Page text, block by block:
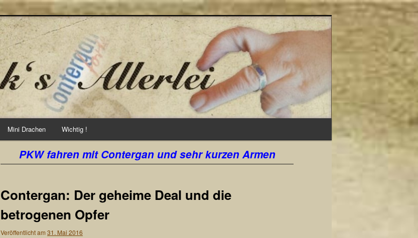
Mini Drachen Wichtig !
PKW fahren mit Contergan und sehr kurzen Armen
Contergan: Der geheime Deal und die
betrogenen Opfer
Veröffentlicht am 31. Mai 2016